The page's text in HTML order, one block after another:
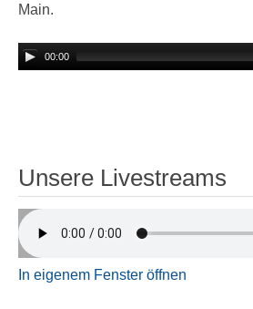
Main.
00:00
Unsere Livestreams
In eigenem Fenster öffnen